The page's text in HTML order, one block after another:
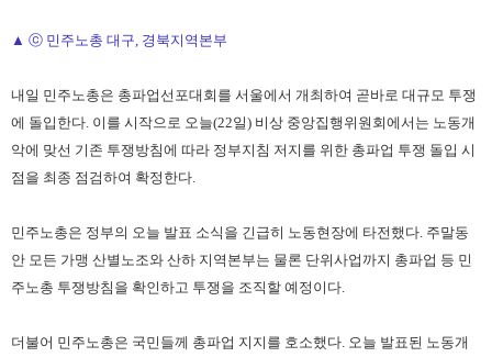
▲ ⓒ 민주노총 대구, 경북지역본부
내일 민주노총은 총파업선포대회를 서울에서 개최하여 곧바로 대규모 투쟁
에 돌입한다. 이를 시작으로 오늘(22일) 비상 중앙집행위원회에서는 노동개
악에 맞선 기존 투쟁방침에 따라 정부지침 저지를 위한 총파업 투쟁 돌입 시
점을 최종 점검하여 확정한다.
민주노총은 정부의 오늘 발표 소식을 긴급히 노동현장에 타전했다. 주말동
안 모든 가맹 산별노조와 산하 지역본부는 물론 단위사업까지 총파업 등 민
주노총 투쟁방침을 확인하고 투쟁을 조직할 예정이다.
더불어 민주노총은 국민들께 총파업 지지를 호소했다. 오늘 발표된 노동개